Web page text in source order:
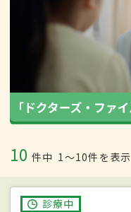
10 件中 1〜10件を表示
診療中